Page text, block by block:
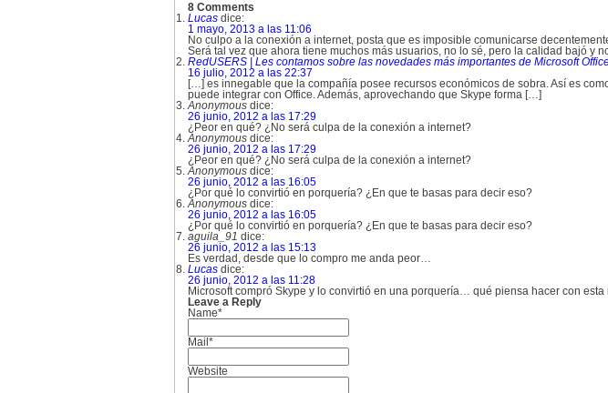
8 Comments
Lucas dice:
1 mayo, 2013 a las 11:06
No culpo a la conexión a internet, posta que es imposible comunicarse
Será tal vez que ahora tiene muchos más usuarios, no lo sé, pero la calidad bajó y
RedUSERS | Les contamos sobre las novedades más importantes de Microsoft
16 julio, 2012 a las 22:37
[…] es innegable que la compañía posee recursos económicos de sobra. Así es
puede integrar con Office. Además, aprovechando que Skype forma […]
Anonymous dice:
26 junio, 2012 a las 17:29
¿Peor en qué? ¿No será culpa de la conexión a internet?
Anonymous dice:
26 junio, 2012 a las 17:29
¿Peor en qué? ¿No será culpa de la conexión a internet?
Anonymous dice:
26 junio, 2012 a las 16:05
¿Por qué lo convirtió en porquería? ¿En que te basas para decir eso?
Anonymous dice:
26 junio, 2012 a las 16:05
¿Por qué lo convirtió en porquería? ¿En que te basas para decir eso?
aguila_91 dice:
26 junio, 2012 a las 15:13
Es verdad, desde que lo compro me anda peor…
Lucas dice:
26 junio, 2012 a las 11:28
Microsoft compró Skype y lo convirtió en una porquería… qué piensa hacer con esta
Leave a Reply
Name*
Mail*
Website